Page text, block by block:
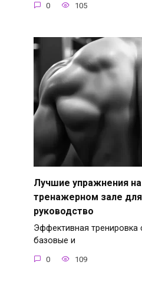
0 105
Лучшие упражнения на
тренажерном зале
руководство
Эффективная
базовые и
0 109